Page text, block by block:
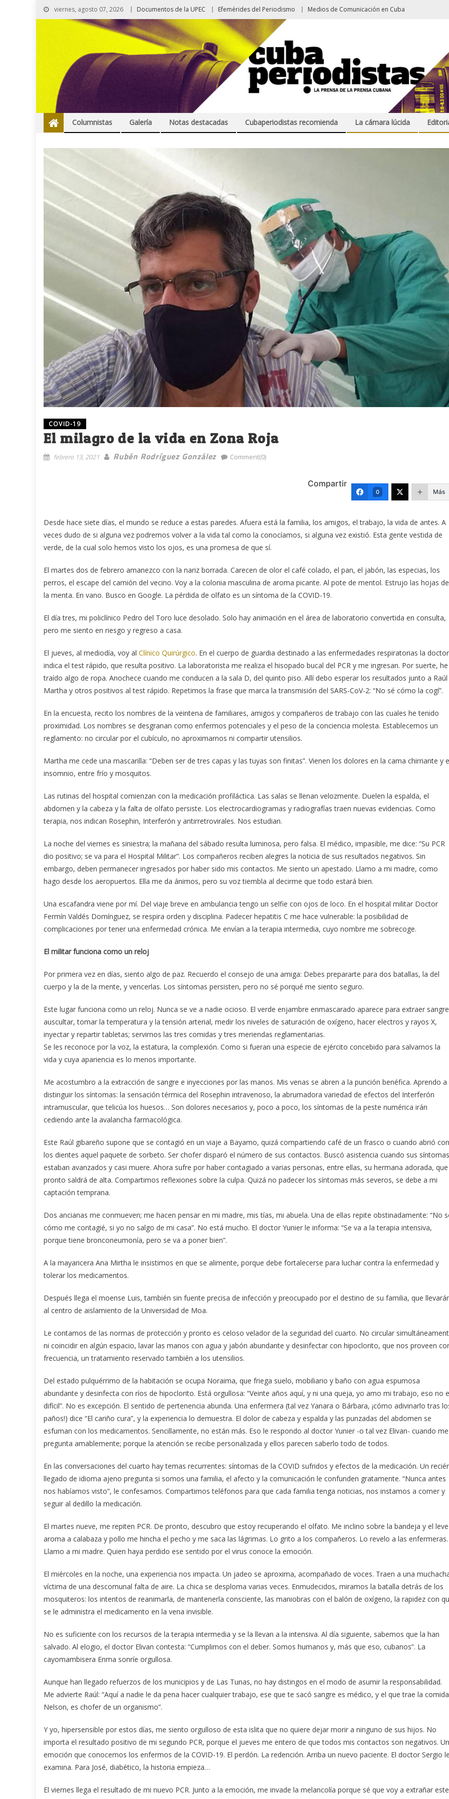
viernes, agosto 07, 2026 Documentos de la UPEC Efemérides del Periodismo Medios de Comunicación en Cuba
Columnistas Galería Notas destacadas Cubaperiodistas recomienda La cámara lúcida
COVID-19
El milagro de la vida en Zona Roja
febrero 13, 2021 Rubén Rodríguez González Comment(0)
Compartir
0 Más
Desde hace siete días, el mundo se reduce a estas paredes. Afuera está la familia, los amigos, el trabajo, la vida de antes. A
veces dudo de si alguna vez podremos volver a la vida tal como la conocíamos, si alguna vez existió. Esta gente vestida de
verde, de la cual solo hemos visto los ojos, es una promesa de que sí.
El martes dos de febrero amanezco con la nariz borrada. Carecen de olor el café colado, el pan, el jabón, las especias, los
perros, el escape del camión del vecino. Voy a la colonia masculina de aroma picante. Al pote de mentol. Estrujo las hojas de
la menta. En vano. Busco en Google. La pérdida de olfato es un síntoma de la COVID-19.
El día tres, mi policlínico Pedro del Toro luce desolado. Solo hay animación en el área de laboratorio convertida en consulta,
pero me siento en riesgo y regreso a casa.
El jueves, al mediodía, voy al Clínico Quirúrgico. En el cuerpo de guardia destinado a las enfermedades respiratorias la
indica el test rápido, que resulta positivo. La laboratorista me realiza el hisopado bucal del PCR y me ingresan. Por suerte, he
traído algo de ropa. Anochece cuando me conducen a la sala D, del quinto piso. Allí debo esperar los resultados junto a Raúl
Martha y otros positivos al test rápido. Repetimos la frase que marca la transmisión del SARS-CoV-2: “No sé cómo la cogí”.
En la encuesta, recito los nombres de la veintena de familiares, amigos y compañeros de trabajo con las cuales he tenido
proximidad. Los nombres se desgranan como enfermos potenciales y el peso de la conciencia molesta. Establecemos un
reglamento: no circular por el cubículo, no aproximarnos ni compartir utensilios.
Martha me cede una mascarilla: “Deben ser de tres capas y las tuyas son finitas”. Vienen los dolores en la cama chirriante y
insomnio, entre frío y mosquitos.
Las rutinas del hospital comienzan con la medicación profiláctica. Las salas se llenan velozmente. Duelen la espalda, el
abdomen y la cabeza y la falta de olfato persiste. Los electrocardiogramas y radiografías traen nuevas evidencias. Como
terapia, nos indican Rosephin, Interferón y antirretrovirales. Nos estudian.
La noche del viernes es siniestra; la mañana del sábado resulta luminosa, pero falsa. El médico, impasible, me dice: “Su PCR
dio positivo; se va para el Hospital Militar”. Los compañeros reciben alegres la noticia de sus resultados negativos. Sin
embargo, deben permanecer ingresados por haber sido mis contactos. Me siento un apestado. Llamo a mi madre, como
hago desde los aeropuertos. Ella me da ánimos, pero su voz tiembla al decirme que todo estará bien.
Una escafandra viene por mí. Del viaje breve en ambulancia tengo un selfie con ojos de loco. En el hospital militar Doctor
Fermín Valdés Domínguez, se respira orden y disciplina. Padecer hepatitis C me hace vulnerable: la posibilidad de
complicaciones por tener una enfermedad crónica. Me envían a la terapia intermedia, cuyo nombre me sobrecoge.
El militar funciona como un reloj
Por primera vez en días, siento algo de paz. Recuerdo el consejo de una amiga: Debes prepararte para dos batallas, la del
cuerpo y la de la mente, y vencerlas. Los síntomas persisten, pero no sé porqué me siento seguro.
Este lugar funciona como un reloj. Nunca se ve a nadie ocioso. El verde enjambre enmascarado aparece para extraer
auscultar, tomar la temperatura y la tensión arterial, medir los niveles de saturación de oxígeno, hacer electros y rayos X,
inyectar y repartir tabletas; servirnos las tres comidas y tres meriendas reglamentarias.
Se les reconoce por la voz, la estatura, la complexión. Como si fueran una especie de ejército concebido para salvarnos la
vida y cuya apariencia es lo menos importante.
Me acostumbro a la extracción de sangre e inyecciones por las manos. Mis venas se abren a la punción benéfica. Aprendo a
distinguir los síntomas: la sensación térmica del Rosephin intravenoso, la abrumadora variedad de efectos del Interferón
intramuscular, que telicúa los huesos… Son dolores necesarios y, poco a poco, los síntomas de la peste numérica irán
cediendo ante la avalancha farmacológica.
Este Raúl gibareño supone que se contagió en un viaje a Bayamo, quizá compartiendo café de un frasco o cuando abrió con
los dientes aquel paquete de sorbeto. Ser chofer disparó el número de sus contactos. Buscó asistencia cuando sus síntomas
estaban avanzados y casi muere. Ahora sufre por haber contagiado a varias personas, entre ellas, su hermana adorada, que
pronto saldrá de alta. Compartimos reflexiones sobre la culpa. Quizá no padecer los síntomas más severos, se debe a mi
captación temprana.
Dos ancianas me conmueven; me hacen pensar en mi madre, mis tías, mi abuela. Una de ellas repite obstinadamente: “No
cómo me contagié, si yo no salgo de mi casa”. No está mucho. El doctor Yunier le informa: “Se va a la terapia intensiva,
porque tiene bronconeumonía, pero se va a poner bien”.
A la mayaricera Ana Mirtha le insistimos en que se alimente, porque debe fortalecerse para luchar contra la enfermedad y
tolerar los medicamentos.
Después llega el moense Luis, también sin fuente precisa de infección y preocupado por el destino de su familia, que
al centro de aislamiento de la Universidad de Moa.
Le contamos de las normas de protección y pronto es celoso velador de la seguridad del cuarto. No circular
ni coincidir en algún espacio, lavar las manos con agua y jabón abundante y desinfectar con hipoclorito, que nos proveen
frecuencia, un tratamiento reservado también a los utensilios.
Del estado pulquérrimo de la habitación se ocupa Noraima, que friega suelo, mobiliario y baño con agua espumosa
abundante y desinfecta con ríos de hipoclorito. Está orgullosa: “Veinte años aquí, y ni una queja, yo amo mi trabajo, eso no
difícil”. No es excepción. El sentido de pertenencia abunda. Una enfermera (tal vez Yanara o Bárbara, ¡cómo adivinarlo tras
paños!) dice “El cariño cura”, y la experiencia lo demuestra. El dolor de cabeza y espalda y las punzadas del abdomen se
esfuman con los medicamentos. Sencillamente, no están más. Eso le respondo al doctor Yunier -o tal vez Elivan- cuando me
pregunta amablemente; porque la atención se recibe personalizada y ellos parecen saberlo todo de todos.
En las conversaciones del cuarto hay temas recurrentes: síntomas de la COVID sufridos y efectos de la medicación. Un
llegado de idioma ajeno pregunta si somos una familia, el afecto y la comunicación le confunden gratamente. “Nunca antes
nos habíamos visto”, le confesamos. Compartimos teléfonos para que cada familia tenga noticias, nos instamos a comer y
seguir al dedillo la medicación.
El martes nueve, me repiten PCR. De pronto, descubro que estoy recuperando el olfato. Me inclino sobre la bandeja y el leve
aroma a calabaza y pollo me hincha el pecho y me saca las lágrimas. Lo grito a los compañeros. Lo revelo a las enfermeras.
Llamo a mi madre. Quien haya perdido ese sentido por el virus conoce la emoción.
El miércoles en la noche, una experiencia nos impacta. Un jadeo se aproxima, acompañado de voces. Traen a una
víctima de una descomunal falta de aire. La chica se desploma varias veces. Enmudecidos, miramos la batalla detrás de los
mosquiteros: los intentos de reanimarla, de mantenerla consciente, las maniobras con el balón de oxígeno, la rapidez con
se le administra el medicamento en la vena invisible.
No es suficiente con los recursos de la terapia intermedia y se la llevan a la intensiva. Al día siguiente, sabemos que la han
salvado. Al elogio, el doctor Elivan contesta: “Cumplimos con el deber. Somos humanos y, más que eso, cubanos”. La
cayomambisera Enma sonríe orgullosa.
Aunque han llegado refuerzos de los municipios y de Las Tunas, no hay distingos en el modo de asumir la responsabilidad.
Me advierte Raúl: “Aquí a nadie le da pena hacer cualquier trabajo, ese que te sacó sangre es médico, y el que trae la
Nelson, es chofer de un organismo”.
Y yo, hipersensible por estos días, me siento orgulloso de esta islita que no quiere dejar morir a ninguno de sus hijos. No
importa el resultado positivo de mi segundo PCR, porque el jueves me entero de que todos mis contactos son negativos.
emoción que conocemos los enfermos de la COVID-19. El perdón. La redención. Arriba un nuevo paciente. El doctor Sergio
examina. Para José, diabético, la historia empieza…
El viernes llega el resultado de mi nuevo PCR. Junto a la emoción, me invade la melancolía porque sé que voy a extrañar este